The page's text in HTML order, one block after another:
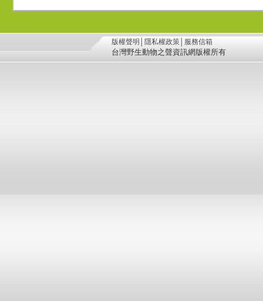
版權聲明 隱私權政策 服務信箱
台灣野生動物之聲資訊網版權所有